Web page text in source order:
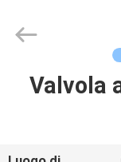
CASA.
valve
group.
Reserved.Valvola